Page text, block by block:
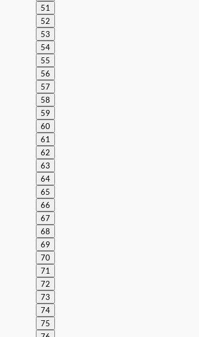
51
52
53
54
55
56
57
58
59
60
61
62
63
64
65
66
67
68
69
70
71
72
73
74
75